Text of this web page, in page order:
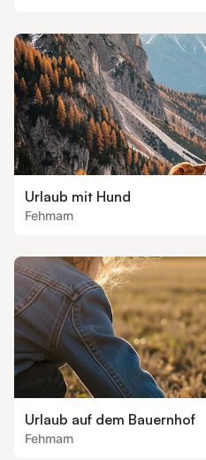
Urlaub mit Hund
Fehmarn
Urlaub auf dem Bauernhof
Fehmarn